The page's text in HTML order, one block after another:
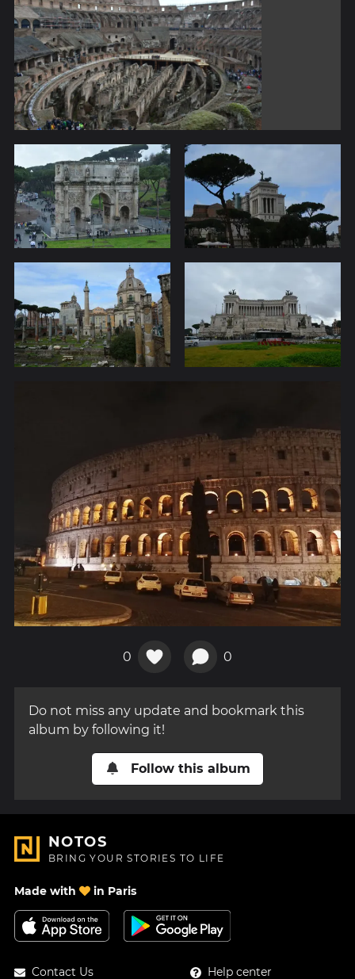
0 0
Do not miss any update and bookmark this
album by following it!
Follow this album
NOTOS
BRING YOUR STORIES TO LIFE
Made with in Paris
Contact Us Help center